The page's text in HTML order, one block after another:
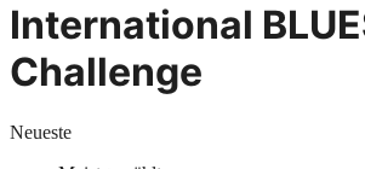
International
Challenge
Neueste